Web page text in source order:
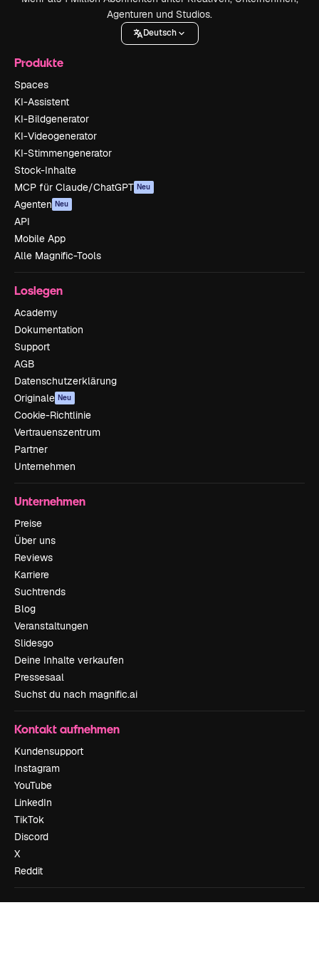
Agenturen und Studios.
Deutsch
Produkte
Spaces
KI-Assistent
KI-Bildgenerator
KI-Videogenerator
KI-Stimmengenerator
Stock-Inhalte
MCP für Claude/ChatGPT Neu
Agenten Neu
API
Mobile App
Alle Magnific-Tools
Loslegen
Academy
Dokumentation
Support
AGB
Datenschutzerklärung
Originale Neu
Cookie-Richtlinie
Vertrauenszentrum
Partner
Unternehmen
Unternehmen
Preise
Über uns
Reviews
Karriere
Suchtrends
Blog
Veranstaltungen
Slidesgo
Deine Inhalte verkaufen
Pressesaal
Suchst du nach magnific.ai
Kontakt aufnehmen
Kundensupport
Instagram
YouTube
LinkedIn
TikTok
Discord
X
Reddit